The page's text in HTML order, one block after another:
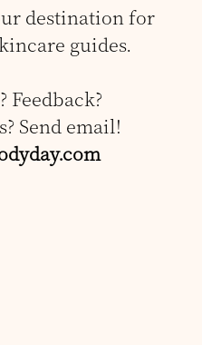
destination for
guides.
Feedback?
Send email!